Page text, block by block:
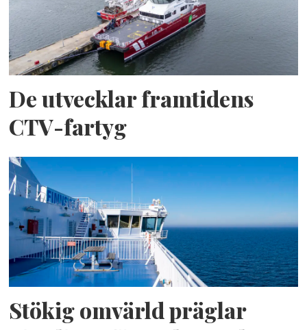
De utvecklar framtidens
CTV-fartyg
Stökig omvärld präglar